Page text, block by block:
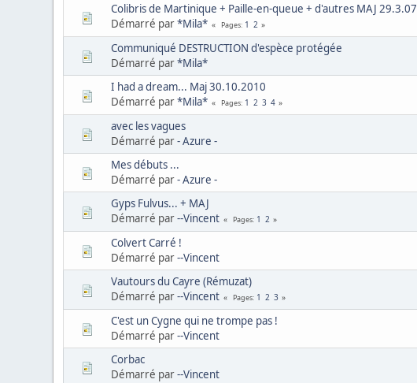
Colibris de Martinique + Paille-en-queue + d'autres MAJ 29.3.07
Démarré par*Mila* Pages 1 2
Communiqué DESTRUCTION d'espèce protégée
Démarré par*Mila*
I had a dream... Maj 30.10.2010
Démarré par*Mila* Pages 1 2 3 4
avec les vagues
Démarré par- Azure -
Mes débuts ...
Démarré par- Azure -
Gyps Fulvus... + MAJ
Démarré par--Vincent Pages 1 2
Colvert Carré !
Démarré par--Vincent
Vautours du Cayre (Rémuzat)
Démarré par--Vincent Pages 1 2 3
C'est un Cygne qui ne trompe pas !
Démarré par--Vincent
Corbac
Démarré par--Vincent